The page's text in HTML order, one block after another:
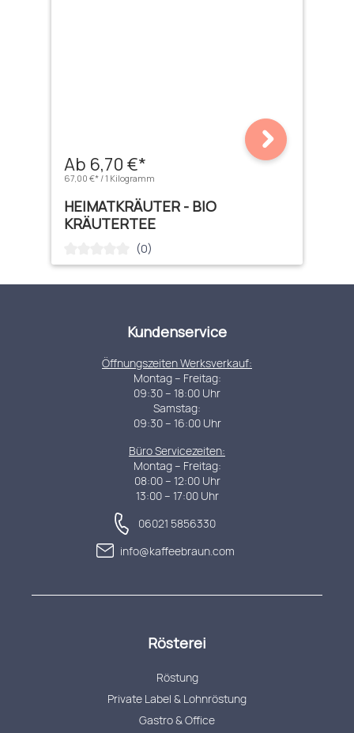
Ab 6,70 €*
67,00 €* / 1 Kilogramm
HEIMATKRÄUTER - BIO
KRÄUTERTEE
Durchschnittliche Bewertung von 0 von 5 Sternen
(0)
Kundenservice
Öffnungszeiten Werksverkauf:
Montag – Freitag:
09:30 – 18:00 Uhr
Samstag:
09:30 – 16:00 Uhr
Büro Servicezeiten:
Montag – Freitag:
08:00 – 12:00 Uhr
13:00 – 17:00 Uhr
06021 5856330
info@kaffeebraun.com
Rösterei
Röstung
Private Label & Lohnröstung
Gastro & Office